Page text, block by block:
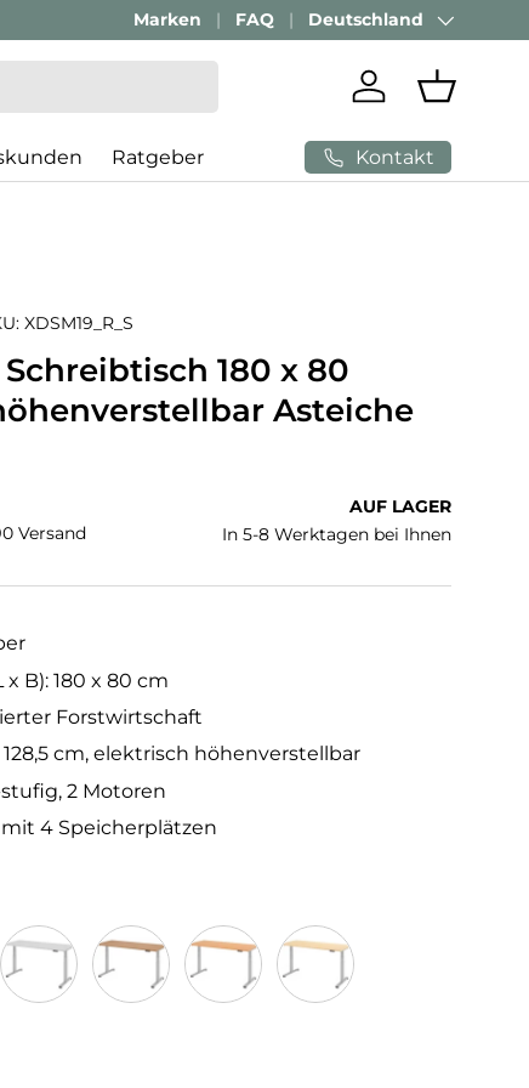
Geschäftskunden Beratung:+ 49 (0) 881 924 521
Marken FAQ Land/Region
Deutschland
Einloggen
Ratgeber Kontakt
XDSM19_R_S
Schreibtisch 180 x 80
Asteiche
Versand
AUF LAGER
In 5-8 Werktagen bei Ihnen
B): 180 x 80 cm
Forstwirtschaft
128,5 cm, elektrisch höhenverstellbar
2 Motoren
4 Speicherplätzen